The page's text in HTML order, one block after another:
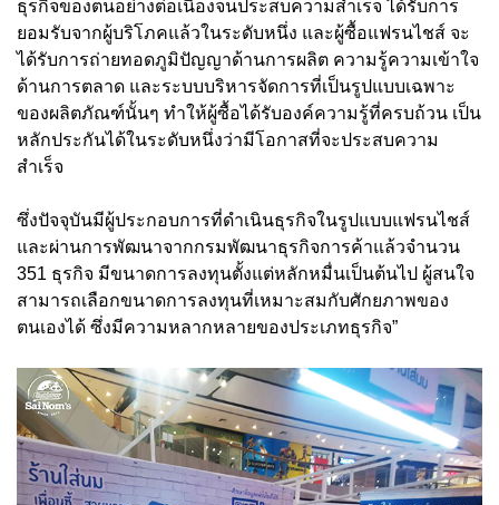
ธุรกิจของตนอย่างต่อเนื่องจนประสบความสำเร็จ ได้รับการ
ยอมรับจากผู้บริโภคแล้วในระดับหนึ่ง และผู้ซื้อแฟรนไชส์ จะ
ได้รับการถ่ายทอดภูมิปัญญาด้านการผลิต ความรู้ความเข้าใจ
ด้านการตลาด และระบบบริหารจัดการที่เป็นรูปแบบเฉพาะ
ของผลิตภัณฑ์นั้นๆ ทำให้ผู้ซื้อได้รับองค์ความรู้ที่ครบถ้วน เป็น
หลักประกันได้ในระดับหนึ่งว่ามีโอกาสที่จะประสบความ
สำเร็จ
ซึ่งปัจจุบันมีผู้ประกอบการที่ดำเนินธุรกิจในรูปแบบแฟรนไชส์
และผ่านการพัฒนาจากกรมพัฒนาธุรกิจการค้าแล้วจำนวน
351 ธุรกิจ มีขนาดการลงทุนตั้งแต่หลักหมื่นเป็นต้นไป ผู้สนใจ
สามารถเลือกขนาดการลงทุนที่เหมาะสมกับศักยภาพของ
ตนเองได้ ซึ่งมีความหลากหลายของประเภทธุรกิจ”